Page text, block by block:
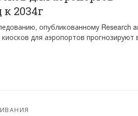
2034г
опубликованному Research
для аэропортов прогнозируют